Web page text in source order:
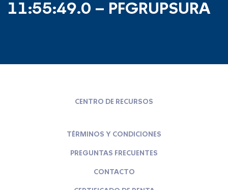
11:55:49.0 – PFGRUPSURA
CENTRO DE RECURSOS
TÉRMINOS Y CONDICIONES
PREGUNTAS FRECUENTES
CONTACTO